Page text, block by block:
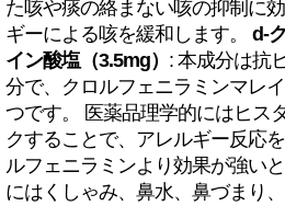
た咳や痰の絡まない咳の抑制に
ギーによる咳を緩和します。 d-
イン酸塩（3.5mg） : 本成分は抗
分で、クロルフェニラミンマレ
つです。 医薬品理学的にはヒス
クすることで、アレルギー反応
ルフェニラミンより効果が強い
にはくしゃみ、鼻水、鼻づまり